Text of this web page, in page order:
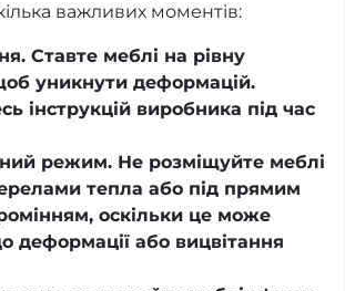
важливих моментів:
Ставте меблі на рівну
уникнути деформацій.
інструкцій виробника під час
режим. Не розміщуйте меблі
тепла або під прямим
оскільки це може
деформації або вицвітання